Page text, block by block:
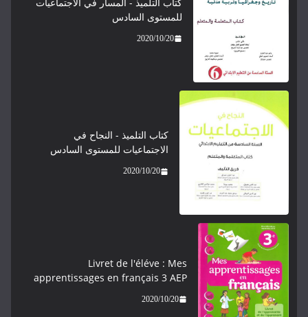
للمستوى السادس
2020/10/20
كتاب التلميذ - النجاح في
الاجتماعيات للمستوى السادس
2020/10/20
Livret de l'éléve : Mes
apprentissages en français 3 AEP
2020/10/20